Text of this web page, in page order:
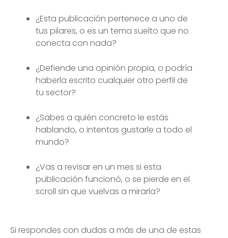
¿Esta publicación pertenece a uno de
tus pilares, o es un tema suelto que no
conecta con nada?
¿Defiende una opinión propia, o podría
haberla escrito cualquier otro perfil de
tu sector?
¿Sabes a quién concreto le estás
hablando, o intentas gustarle a todo el
mundo?
¿Vas a revisar en un mes si esta
publicación funcionó, o se pierde en el
scroll sin que vuelvas a mirarla?
Si respondes con dudas a más de una de estas